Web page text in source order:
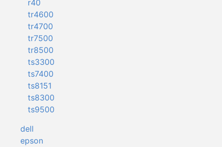
r40
tr4600
tr4700
tr7500
tr8500
ts3300
ts7400
ts8151
ts8300
ts9500
dell
epson